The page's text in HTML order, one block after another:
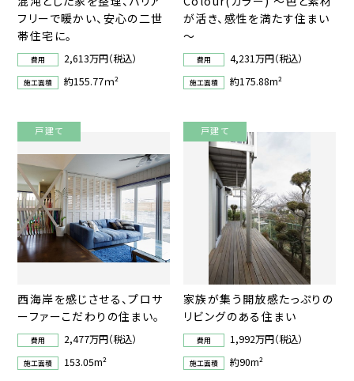
フリーで暖かい、安心の二世
帯住宅に。
費用 2,613万円（税込）
施工面積 約155.77ｍ²
が活き、感性を満たす住まい
～
費用 4,231万円（税込）
施工面積 約175.88m²
戸建て
西海岸を感じさせる、プロサ
ーファーこだわりの住まい。
費用 2,477万円（税込）
施工面積 153.05m²
戸建て
家族が集う開放感たっぷりの
リビングのある住まい
費用 1,992万円（税込）
施工面積
約90m²